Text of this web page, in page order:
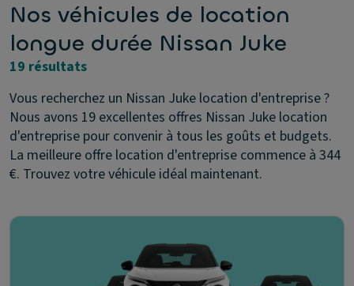
Nos véhicules de location
longue durée Nissan Juke
19 résultats
Vous recherchez un Nissan Juke location d'entreprise ?
Nous avons 19 excellentes offres Nissan Juke location
d'entreprise pour convenir à tous les goûts et budgets.
La meilleure offre location d'entreprise commence à 344
€. Trouvez votre véhicule idéal maintenant.